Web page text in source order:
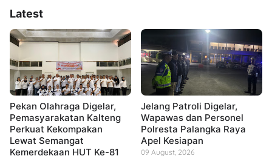
Latest
Pekan Olahraga Digelar,
Pemasyarakatan Kalteng
Perkuat Kekompakan
Lewat Semangat
Kemerdekaan HUT Ke-81
Jelang Patroli Digelar,
Wapawas dan Personel
Polresta Palangka Raya
Apel Kesiapan
09 August, 2026